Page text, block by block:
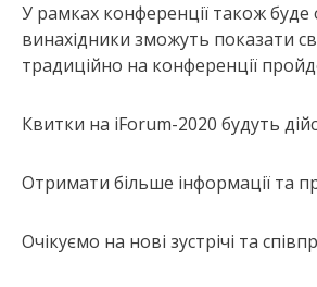
У рамках конференції також
винахідники зможуть показати
традиційно на конференції
Квитки на iForum-2020 будуть
Отримати більше інформації та
Очікуємо на нові зустрічі та